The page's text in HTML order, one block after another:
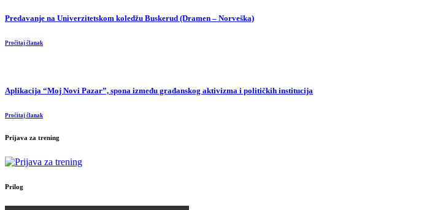
Predavanje na Univerzitetskom koledžu Buskerud (Dramen – Norveška)
Pročitaj članak
Aplikacija “Moj Novi Pazar”, spona između građanskog aktivizma i političkih institucija
Pročitaj članak
Prijava za trening
Prilog